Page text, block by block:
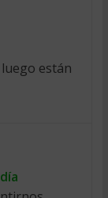
están